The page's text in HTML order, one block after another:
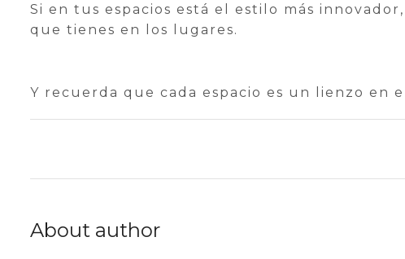
Si en tus espacios está el estilo más
que tienes en los lugares.
Y recuerda que cada espacio es un lienzo en
About author